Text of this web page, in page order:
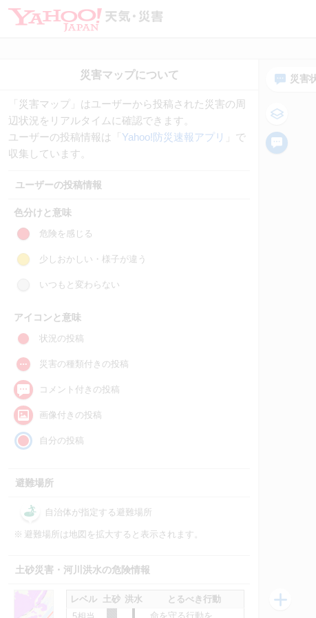
災害
「災害マップ」はユーザーから投稿された災害の周
辺状況をリアルタイムに確認できます。
ユーザーの投稿情報は「 Yahoo!防災速報アプリ
」で
収集しています。
ユーザーの投稿情報
色分けと意味
危険を感じる
少しおかしい・様子が違う
いつもと変わらない
アイコンと意味
状況の投稿
災害の種類付きの投稿
コメント付きの投稿
画像付きの投稿
自分の投稿
避難場所
自治体が指定する避難場所
※ 避難場所は地図を拡大すると表示されます。
土砂災害・河川洪水の危険情報
レベル 土砂 洪水
とるべき行動
命を守る行動を